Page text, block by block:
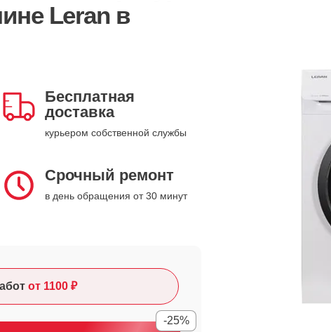
Leran в
Бесплатная
доставка
курьером собственной службы
Срочный ремонт
в день обращения от 30 минут
от 1100 ₽
-25%